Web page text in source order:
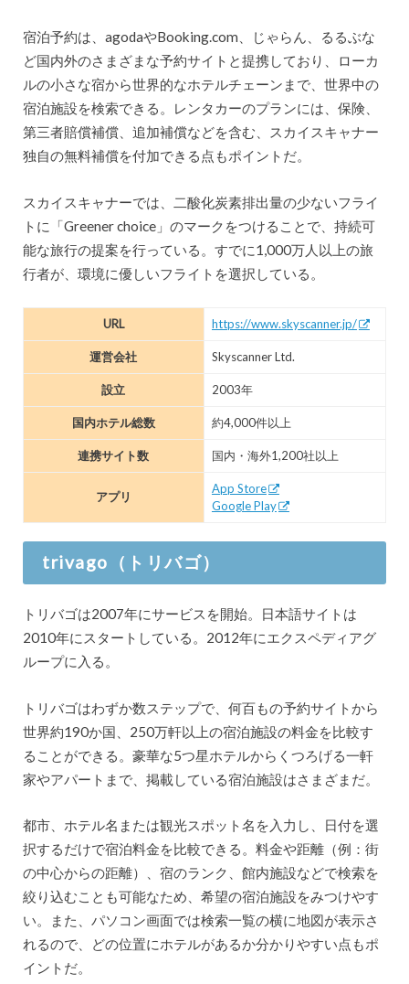
宿泊予約は、agodaやBooking.com、じゃらん、るるぶな
ど国内外のさまざまな予約サイトと提携しており、ローカ
ルの小さな宿から世界的なホテルチェーンまで、世界中の
宿泊施設を検索できる。レンタカーのプランには、保険、
第三者賠償補償、追加補償などを含む、スカイスキャナー
独自の無料補償を付加できる点もポイントだ。
スカイスキャナーでは、二酸化炭素排出量の少ないフライ
トに「Greener choice」のマークをつけることで、持続可
能な旅行の提案を行っている。すでに1,000万人以上の旅
行者が、環境に優しいフライトを選択している。
URL https://www.skyscanner.jp/
運営会社 Skyscanner Ltd.
設立 2003年
国内ホテル総数 約4,000件以上
連携サイト数 国内・海外1,200社以上
アプリ
App Store
Google Play
trivago（トリバゴ）
トリバゴは2007年にサービスを開始。日本語サイトは
2010年にスタートしている。2012年にエクスペディアグ
ループに入る。
トリバゴはわずか数ステップで、何百もの予約サイトから
世界約190か国、250万軒以上の宿泊施設の料金を比較す
ることができる。豪華な5つ星ホテルからくつろげる一軒
家やアパートまで、掲載している宿泊施設はさまざまだ。
都市、ホテル名または観光スポット名を入力し、日付を選
択するだけで宿泊料金を比較できる。料金や距離（例：街
の中心からの距離）、宿のランク、館内施設などで検索を
絞り込むことも可能なため、希望の宿泊施設をみつけやす
い。また、パソコン画面では検索一覧の横に地図が表示さ
れるので、どの位置にホテルがあるか分かりやすい点もポ
イントだ。